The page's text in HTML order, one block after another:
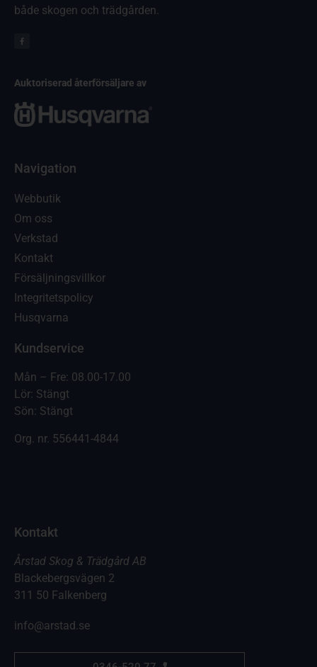
både skogen och trädgården.
Auktoriserad återförsäljare av
Navigation
Webbutik
Om oss
Verkstad
Kontakt
Försäljningsvillkor
Integritetspolicy
Husqvarna
Kundservice
Mån – Fre: 08.00-17.00
Lör: Stängt
Sön: Stängt
Org. nr. 556441-4844
Kontakt
Årstad Skog & Trädgård AB
Blackebergsvägen 2
311 50 Falkenberg
info@arstad.se